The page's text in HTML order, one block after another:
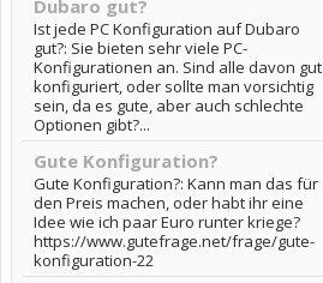
Dubaro gut?
Ist jede PC Konfiguration auf Dubaro
gut?: Sie bieten sehr viele PC-
Konfigurationen an. Sind alle davon gut
konfiguriert, oder sollte man vorsichtig
sein, da es gute, aber auch schlechte
Optionen gibt?...
Gute Konfiguration?
Gute Konfiguration?: Kann man das für
den Preis machen, oder habt ihr eine
Idee wie ich paar Euro runter kriege?
https://www.gutefrage.net/frage/gute-
konfiguration-22